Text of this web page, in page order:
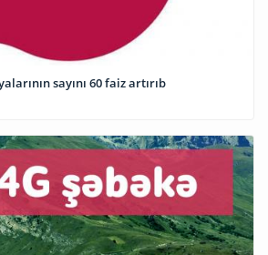
sayını 60 faiz artırıb